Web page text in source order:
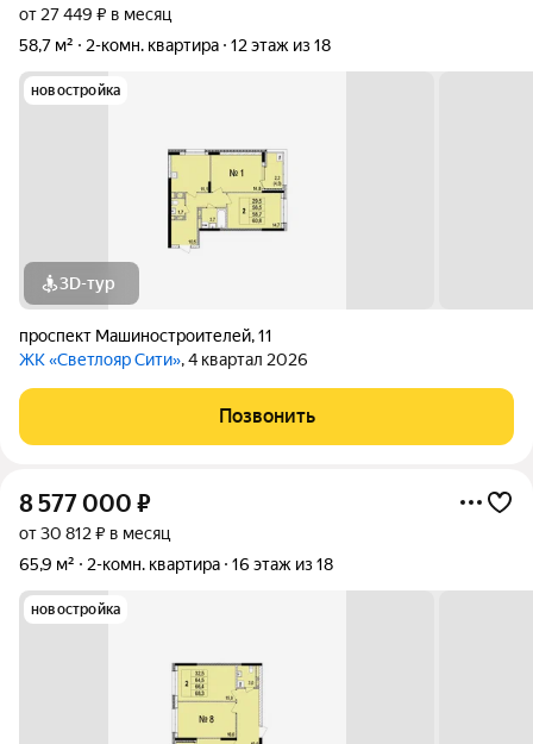
от 27 449 ₽ в месяц
58,7 м²
2-комн. квартира 12 этаж из 18
новостройка
3D-тур
проспект Машиностроителей,11
ЖК «Светлояр Сити», 4 квартал 2026
Позвонить
8 577 000 ₽
от 30 812 ₽ в месяц
65,9 м²
2-комн. квартира 16 этаж из 18
новостройка